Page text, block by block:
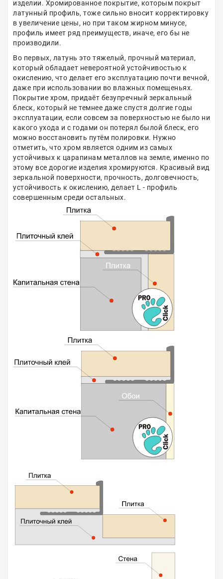
изделии. Хромированное покрытие, которым покрыт
латунный профиль, тоже сильно вносит корректировку
в увеличение цены, но при таком жирном минусе,
профиль имеет ряд преимуществ, иначе, его бы не
производили.
Во первых, латунь это тяжелый, прочный материал,
который обладает невероятной устойчивостью к
окислению, что делает его эксплуатацию почти вечной,
даже при использовании во влажных помещеньях.
Покрытие хром, придаёт безупречный зеркальный
блеск, который не темнее даже спустя долгие годы
эксплуатации, если совсем за поверхностью не было ни
какого ухода и с годами он потерял былой блеск, его
можно восстановить путём полировки. Нужно
отметить, что хром является одним из самых
устойчивых к царапинам металлов на земле, именно по
этому все дорогие изделия хромируются. Красивый вид
зеркальной поверхности, прочность, долговечность,
устойчивость к окислению, делает L - профиль
совершенным среди остальных.